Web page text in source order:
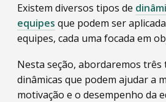
Existem diversos tipos de
equipes que podem ser
equipes, cada uma focada em
Nesta seção, abordaremos
dinâmicas que podem ajudar a
motivação e o desempenho da